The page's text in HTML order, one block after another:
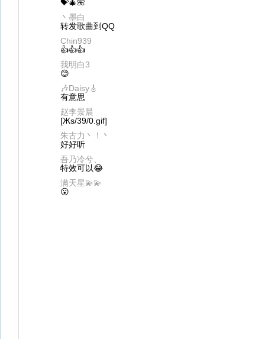
💝🎄🌺
丶墨白
转发歌曲到QQ
Chin939
👍👍👍
我明白3
😊
🎶Daisy🎸
有意思
赵李景晨
[Жs/39/0.gif]
朱古力丶！丶
好好听
吾乃冷兮、
特效可以😂
满天星💫💫
😮